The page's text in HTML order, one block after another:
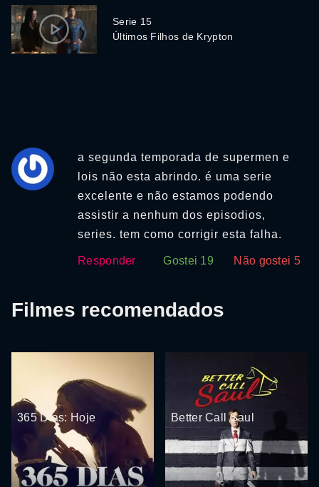
Serie 15
Últimos Filhos de Krypton
a segunda temporada de supermen e
lois não esta abrindo. é uma serie
excelente e não estamos podendo
assistir a nenhum dos episodios,
series. tem como corrigir esta falha.
Responder Gostei 19 Não gostei 5
Filmes recomendados
365 Dias: Hoje Better Call Saul